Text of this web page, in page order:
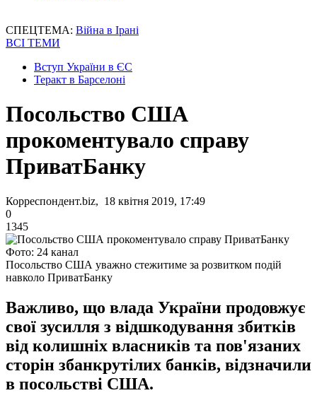
СПЕЦТЕМА: Війна в Ірані
ВСІ ТЕМИ
Вступ України в ЄС
Теракт в Барселоні
Посольство США
прокоментувало справу
ПриватБанку
Корреспондент.biz, 18 квітня 2019, 17:49
0
1345
Фото: 24 канал
Посольство США уважно стежитиме за розвитком подій
навколо ПриватБанку
Важливо, що влада України продовжує
свої зусилля з відшкодування збитків
від колишніх власників та пов'язаних
сторін збанкрутілих банків, відзначили
в посольстві США.